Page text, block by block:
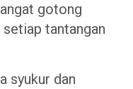
gotong
tantangan
syukur dan